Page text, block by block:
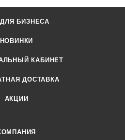
БИЗНЕСА
НОВИНКИ
КАБИНЕТ
ДОСТАВКА
АКЦИИ